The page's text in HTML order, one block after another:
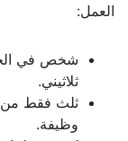
العمل:
شخص في
ثلاثيني.
وظيفة.